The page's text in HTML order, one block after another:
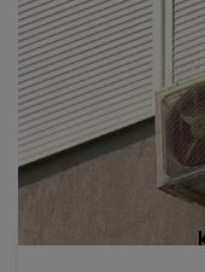
VIDEOTeama de
români să